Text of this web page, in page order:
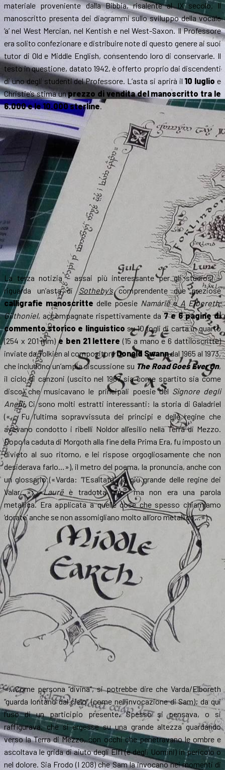
materiale proveniente dalla Bibbia, risalente al IX secolo. Il
manoscritto presenta dei diagrammi sullo sviluppo della vocale
‘a’ nel West Mercian, nel Kentish e nel West-Saxon. Il Professore
era solito confezionare e distribuire note di questo genere ai suoi
tutor di Old e Middle English, consentendo loro di conservarle. Il
testo in questione, datato 1942, è offerto proprio dai discendenti
di uno degli studenti del Professore. L’asta si aprirà il 10 luglio e
Christie’s stima unprezzo di vendita del manoscritto tra le
6.000 e le 10.000 sterline.
La terza notizia – assai più interessante per gli studiosi –
riguarda un’asta diSotheby’scomprendente due preziose
calligrafie manoscritte delle poesie Namáriëe A Elbereth
Gilthoniel, accompagnate rispettivamente da7 e 6 pagine di
commento storico e linguistico su 10 fogli di carta in quarto
(254 x 201 mm)e ben 21 lettere (15 a mano e 6 dattiloscritte)
inviate da Tolkien al compositoreDonald Swanndal 1965 al 1973,
che includono un’ampia discussione su The Road Goes Ever On,
il ciclo di canzoni (uscito nel 1967 sia come spartito sia come
disco) che musicavano le principali poesie del Signore degli
Anelli. Ci sono molti estratti interessanti: la storia di Galadriel
(«… Fu l’ultima sopravvissuta dei principi e delle regine che
avevano condotto i ribelli Noldor all’esilio nella Terra di Mezzo.
Dopo la caduta di Morgoth alla fine della Prima Era, fu imposto un
divieto al suo ritorno, e lei rispose orgogliosamente che non
desiderava farlo…»), il metro del poema, la pronuncia, anche con
un glossario («Varda: “l’Esaltata”, la più grande delle regine dei
Valar…»; «Laurë è tradotta “oro”, ma non era una parola
metallica. Era applicata a quelle cose che spesso chiamiamo
‘dorate’ anche se non assomigliano molto all’oro metallico…»).
«…Come persona “divina”, si potrebbe dire che Varda/Elboreth
“guarda lontano dal cielo” (come nell’invocazione di Sam); da qui
l’uso di un participio presente. Spesso si pensava, o si
raffigurava, che si ergesse su una grande altezza guardando
verso la Terra di Mezzo, con occhi che penetravano le ombre e
ascoltava le grida di aiuto degli Elfi (e degli Uomini) in pericolo o
nel dolore. Sia Frodo (I 208) che Sam la invocano nei momenti di